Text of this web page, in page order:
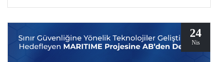
24
Nis